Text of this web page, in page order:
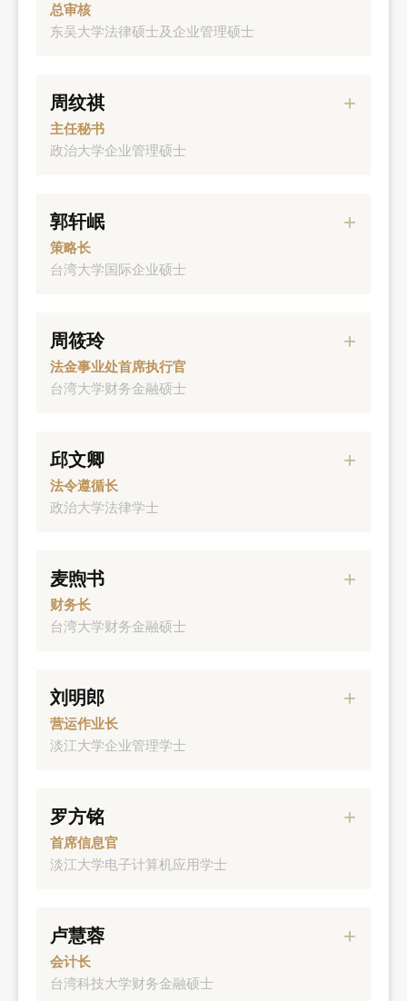
宝来证券总经理
元大证券株式会社总经理
总审核
东吴大学法律硕士及企业管理硕士
元大银行总审核
周纹祺
主任秘书
政治大学企业管理硕士
元大金控副总经理
郭轩岷
策略长
台湾大学国际企业硕士
元大人寿总经理
周筱玲
法金事业处首席执行官
台湾大学财务金融硕士
元大期货副董事长、总经理
元大宝来期货副董事长
宝来曼氏期货总经理
邱文卿
法令遵循长
政治大学法律学士
元大证券资深副总经理
麦煦书
财务长
台湾大学财务金融硕士
元大证券资深副总经理
刘明郎
营运作业长
淡江大学企业管理学士
元大证券资深副总经理
罗方铭
首席信息官
淡江大学电子计算机应用学士
元大金控副总经理
卢慧蓉
会计长
台湾科技大学财务金融硕士